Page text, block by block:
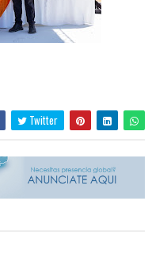
Twitter